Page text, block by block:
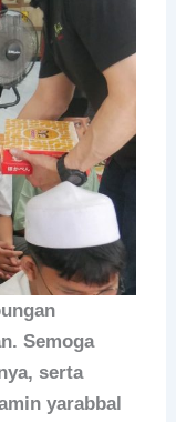
Semoga
serta
yarabbal